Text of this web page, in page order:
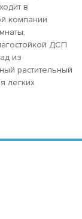
в
компании
ДСП
из
растительный
легких